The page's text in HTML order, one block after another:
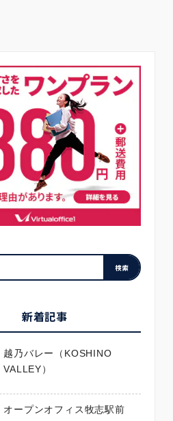
新着記事
越乃バレー（KOSHINO
VALLEY）
オープンオフィス牧志駅前